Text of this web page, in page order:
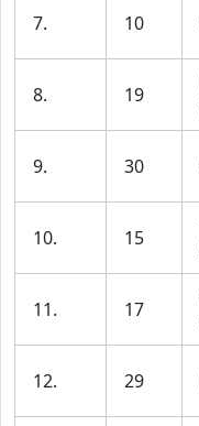
7. 10
8. 19
9. 30
10. 15
11. 17
12. 29